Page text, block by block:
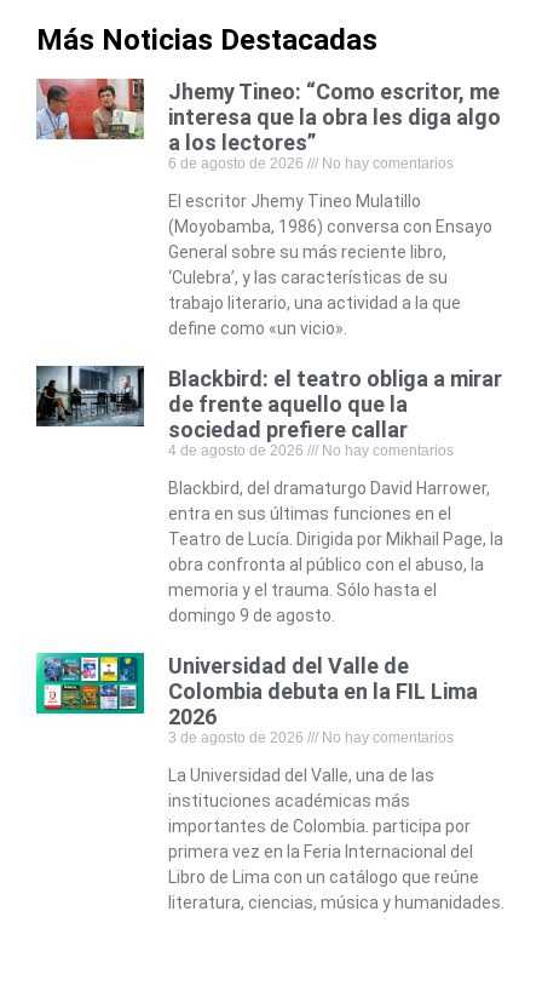
Más Noticias Destacadas
Jhemy Tineo: “Como escritor, me
interesa que la obra les diga algo
a los lectores”
6 de agosto de 2026 No hay comentarios
El escritor Jhemy Tineo Mulatillo
(Moyobamba, 1986) conversa con Ensayo
General sobre su más reciente libro,
‘Culebra’, y las características de su
trabajo literario, una actividad a la que
define como «un vicio».
Blackbird: el teatro obliga a mirar
de frente aquello que la
sociedad prefiere callar
4 de agosto de 2026 No hay comentarios
Blackbird, del dramaturgo David Harrower,
entra en sus últimas funciones en el
Teatro de Lucía. Dirigida por Mikhail Page, la
obra confronta al público con el abuso, la
memoria y el trauma. Sólo hasta el
domingo 9 de agosto.
Universidad del Valle de
Colombia debuta en la FIL Lima
2026
3 de agosto de 2026 No hay comentarios
La Universidad del Valle, una de las
instituciones académicas más
importantes de Colombia. participa por
primera vez en la Feria Internacional del
Libro de Lima con un catálogo que reúne
literatura, ciencias, música y humanidades.